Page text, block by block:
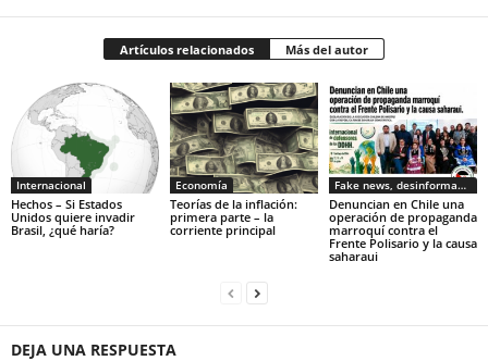
Artículos relacionados Más del autor
Internacional
Hechos – Si Estados
Unidos quiere invadir
Brasil, ¿qué haría?
Economía
Teorías de la inflación:
primera parte – la
corriente principal
Fake news, desinformacion
Denuncian en Chile una
operación de propaganda
marroquí contra el
Frente Polisario y la causa
saharaui
DEJA UNA RESPUESTA